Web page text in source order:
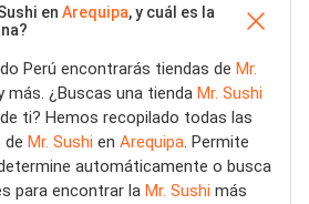
en Arequipa, y cuál es la
Perú encontrarás tiendas de Mr.
más. ¿Buscas una tienda Mr. Sushi
ti? Hemos recopilado todas las
de Mr. Sushi en Arequipa. Permite
automáticamente o busca
para encontrar la Mr. Sushi más